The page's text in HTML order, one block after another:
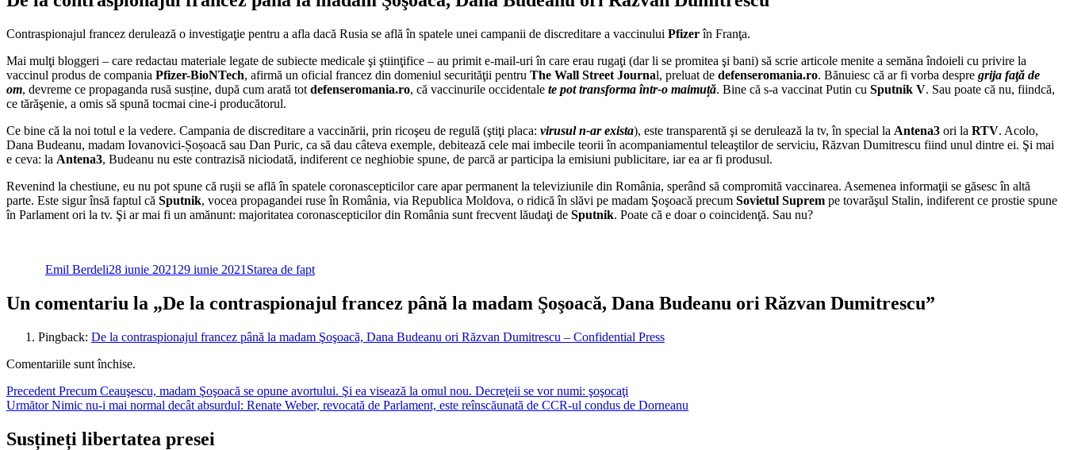
Contraspionajul francez derulează o investigaţie pentru a afla dacă Rusia se află în spatele unei campanii de discreditare a vaccinului Pfizerîn Franţa.
Mai mulţi bloggeri – care redactau materiale legate de subiecte medicale şi ştiinţifice – au primit e-mail-uri în care erau rugaţi (dar li se promitea şi bani) să scrie articole menite a semăna îndoieli cu privire la
vaccinul produs de compania Pfizer-BioNTech, afirmă un oficial francez din domeniul securităţii pentru The Wall Street Journal, preluat de defenseromania.ro. Bănuiesc că ar fi vorba despre grija faţă de
om, devreme ce propaganda rusă susține, după cum arată tot defenseromania.ro, că vaccinurile occidentale te pot transforma într-o maimuță. Bine că s-a vaccinat Putin cu Sputnik V. Sau poate că nu, fiindcă,
ce tărăşenie, a omis să spună tocmai cine-i producătorul.
Ce bine că la noi totul e la vedere. Campania de discreditare a vaccinării, prin ricoşeu de regulă (ştiţi placa: virusul n-ar exista), este transparentă şi se derulează la tv, în special la Antena3 ori la RTV. Acolo,
Dana Budeanu, madam Iovanovici-Șoșoacă sau Dan Puric, ca să dau câteva exemple, debitează cele mai imbecile teorii în acompaniamentul teleaştilor de serviciu, Răzvan Dumitrescu fiind unul dintre ei. Şi mai
e ceva: la Antena3, Budeanu nu este contrazisă niciodată, indiferent ce neghiobie spune, de parcă ar participa la emisiuni publicitare, iar ea ar fi produsul.
Revenind la chestiune, eu nu pot spune că ruşii se află în spatele coronascepticilor care apar permanent la televiziunile din România, sperând să compromită vaccinarea. Asemenea informaţii se găsesc în altă
parte. Este sigur însă faptul că Sputnik, vocea propagandei ruse în România, via Republica Moldova, o ridică în slăvi pe madam Şoşoacă precum Sovietul Suprem pe tovarăşul Stalin, indiferent ce prostie spune
în Parlament ori la tv. Şi ar mai fi un amănunt: majoritatea coronascepticilor din România sunt frecvent lăudaţi de Sputnik. Poate că e doar o coincidenţă. Sau nu?
Emil Berdeli28 iunie 2021 29 iunie 2021 Starea de fapt
Un comentariu la „De la contraspionajul francez până la madam Şoşoacă, Dana Budeanu ori Răzvan Dumitrescu”
Pingback: De la contraspionajul francez până la madam Şoşoacă, Dana Budeanu ori Răzvan Dumitrescu – Confidential Press
Comentariile sunt închise.
Navigare
în
articole
Precedent Articolul
anterior:
Precum Ceauşescu, madam Şoşoacă se opune avortului. Şi ea visează la omul nou. Decreţeii se vor numi: şoşocaţi
Următor Articolul
Nimic nu-i mai normal decât absurdul: Renate Weber, revocată de Parlament, este reînscăunată de CCR-ul condus de Dorneanu
Susțineți libertatea presei